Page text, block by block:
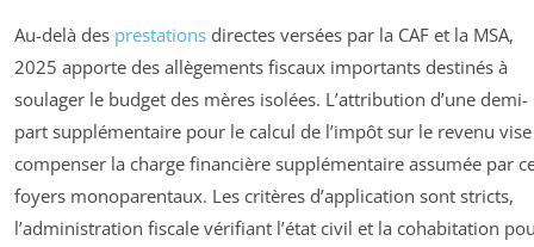
Au-delà des prestations directes versées par la CAF et la MSA,
2025 apporte des allègements fiscaux importants destinés à
soulager le budget des mères isolées. L’attribution d’une demi-
part supplémentaire pour le calcul de l’impôt sur le revenu
compenser la charge financière supplémentaire assumée par
foyers monoparentaux. Les critères d’application sont stricts,
l’administration fiscale vérifiant l’état civil et la cohabitation